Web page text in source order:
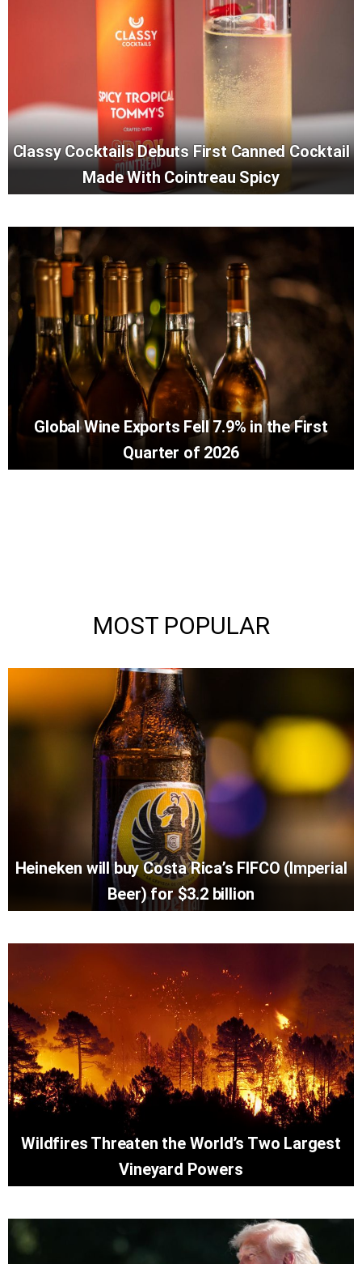
Classy Cocktails Debuts First Canned Cocktail
Made With Cointreau Spicy
Global Wine Exports Fell 7.9% in the First
Quarter of 2026
MOST POPULAR
Heineken will buy Costa Rica’s FIFCO (Imperial
Beer) for $3.2 billion
Wildfires Threaten the World’s Two Largest
Vineyard Powers